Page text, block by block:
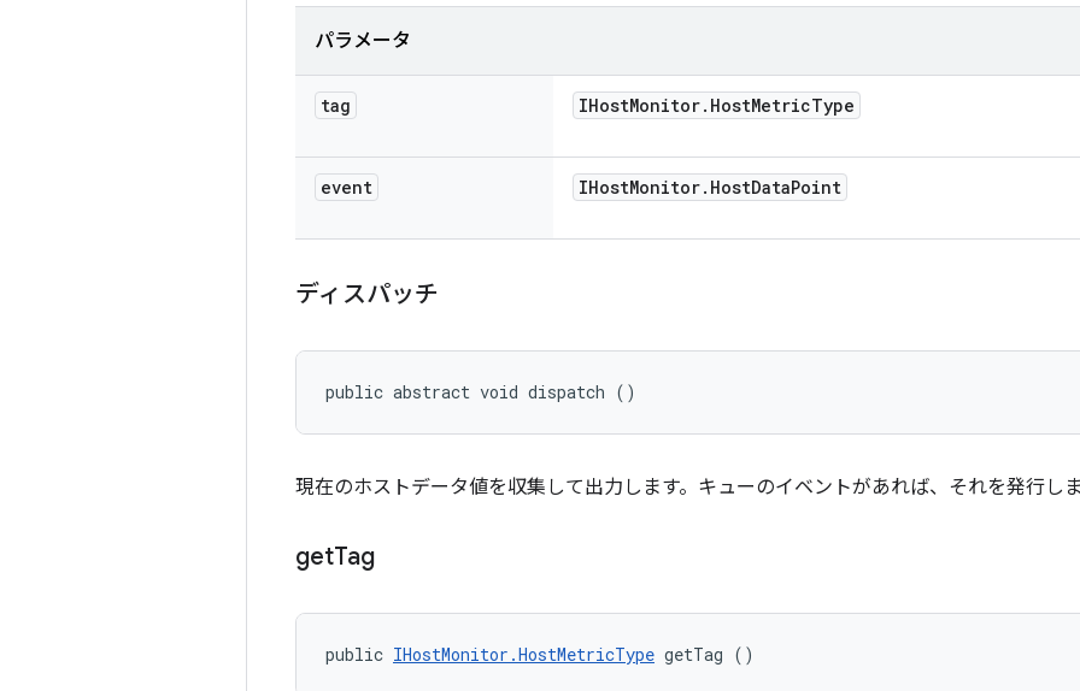
パラメータ
tag IHostMonitor. HostMetricType
event IHostMonitor. HostDataPoint
ディスパッチ
public abstract void dispatch ()
現在のホストデータ値を収集して出力します。キューのイベントがあれば、それを発行し
getTag
public IHostMonitor.HostMetricType getTag ()